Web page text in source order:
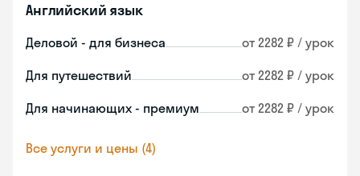
Английский язык
Деловой - для бизнеса от 2282 ₽ / урок
Для путешествий от 2282 ₽ / урок
Для начинающих - премиум от 2282 ₽ / урок
Все услуги и цены (4)